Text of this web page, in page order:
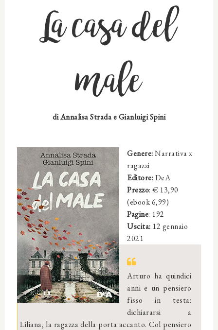
La casa del
male
diAnnalisa Strada e Gianluigi Spini
Genere:Narrativa x
ragazzi
Editore:DeA
Prezzo: € 13,90
(ebook 6,99)
Pagine: 192
Uscita: 12 gennaio
2021
Arturo ha quindici
anni e un pensiero
fisso in testa:
dichiararsi a
Liliana, la ragazza della porta accanto. Col pensiero